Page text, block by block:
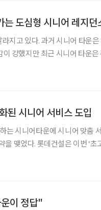
는 도심형 시니어 레지던
지고 있다. 과거 시니어 타운
강했지만 최근 시니어 타운
된 시니어 서비스 도입
는 시니어타운에 시니어 맞춤
사회 주거 혁신과 지속가
이 정답"